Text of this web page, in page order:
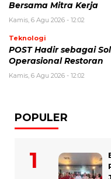
Bersama Mitra Kerja
Kamis, 6 Agu 2026 - 12:02
Teknologi
POST Hadir sebagai
Operasional Restoran
Kamis, 6 Agu 2026 - 12:02
POPULER